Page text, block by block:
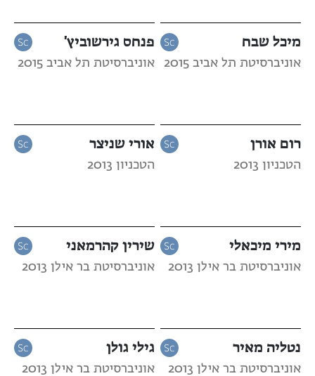
מיכל שבח
אוניברסיטת תל אביב 2015
פנחס גירשוביץ'
אוניברסיטת תל אביב 2015
רום אורן
הטכניון 2013
אורי שניצר
הטכניון 2013
מירי מיכאלי
אוניברסיטת בר אילן 2013
שירין קהרמאני
אוניברסיטת בר אילן 2013
נטליה מאיר
אוניברסיטת בר אילן 2013
גילי גולן
אוניברסיטת בר אילן 2013